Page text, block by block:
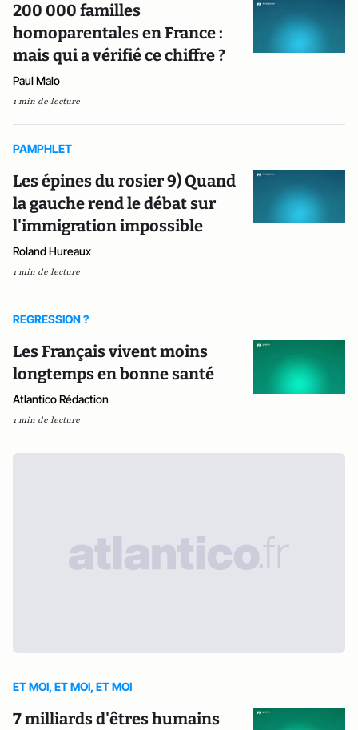
200 000 familles
homoparentales en France :
mais qui a vérifié ce chiffre ?
Paul Malo
1 min de lecture
PAMPHLET
Les épines du rosier 9) Quand
la gauche rend le débat sur
l'immigration impossible
Roland Hureaux
1 min de lecture
REGRESSION ?
Les Français vivent moins
longtemps en bonne santé
Atlantico Rédaction
1 min de lecture
ET MOI, ET MOI, ET MOI
7 milliards d'êtres humains